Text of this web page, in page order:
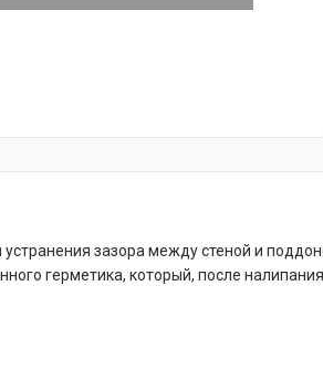
зазора между стеной и
герметика, который, после